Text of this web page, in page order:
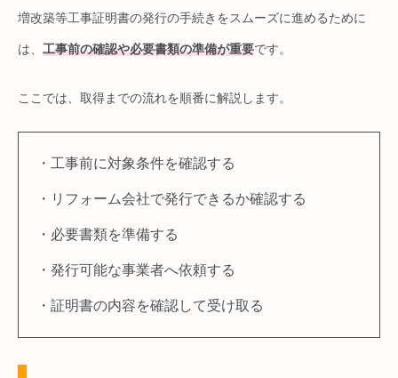
増改築等工事証明書の発行の手続きをスムーズに進めるために
は、 工事前の確認や必要書類の準備が重要です。
ここでは、取得までの流れを順番に解説します。
・工事前に対象条件を確認する
・リフォーム会社で発行できるか確認する
・必要書類を準備する
・発行可能な事業者へ依頼する
・証明書の内容を確認して受け取る